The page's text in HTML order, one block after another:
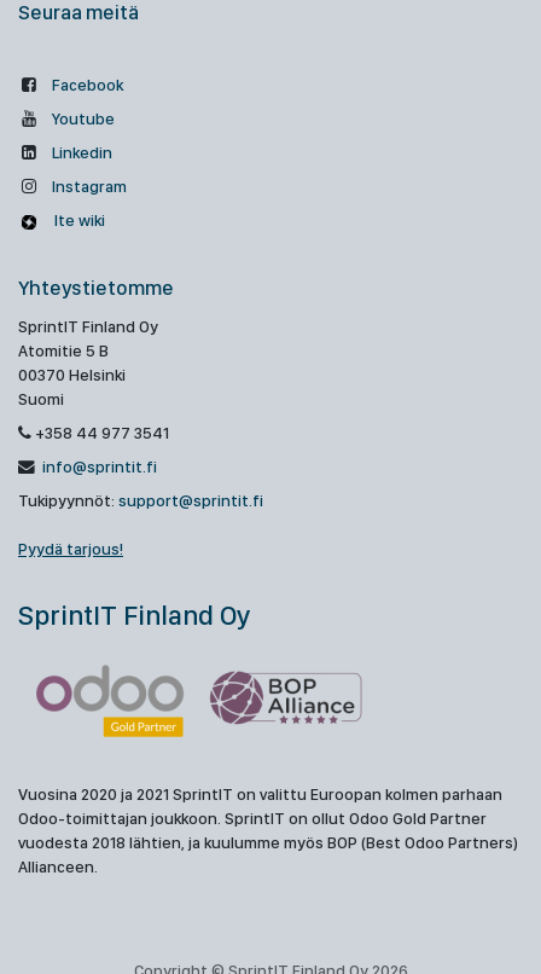
Seuraa meitä
Facebook
Youtube
Linkedin
Instagram
Ite wiki
Yhteystietomme
SprintIT Finland Oy
Atomitie 5 B
00370 Helsinki
Suomi
+358 44 977 3541
info@sprintit.fi
Tukipyynnöt: support@sprintit.fi
Pyydä tarjous!
SprintIT Finland Oy
Vuosina 2020 ja 2021 SprintIT on valittu Euroopan kolmen parhaan
Odoo-toimittajan joukkoon. SprintIT on ollut Odoo Gold Partner
vuodesta 2018 lähtien, ja kuulumme myös BOP (Best Odoo Partners)
Allianceen.
Copyright © SprintIT Finland Oy 2026